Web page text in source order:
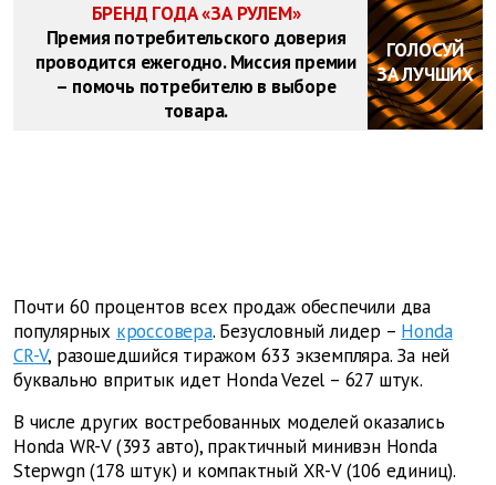
БРЕНД ГОДА «ЗА РУЛЕМ»
Премия потребительского доверия
проводится ежегодно. Миссия премии
– помочь потребителю в выборе
товара.
ГОЛОСУЙ
ЗА ЛУЧШИХ
Почти 60 процентов всех продаж обеспечили два
популярных кроссовера. Безусловный лидер – Honda
CR-V, разошедшийся тиражом 633 экземпляра. За ней
буквально впритык идет Honda Vezel – 627 штук.
В числе других востребованных моделей оказались
Honda WR-V (393 авто), практичный минивэн Honda
Stepwgn (178 штук) и компактный XR-V (106 единиц).